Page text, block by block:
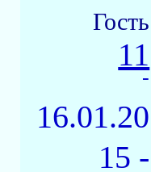
Гость
11
-
16.01.20
15 -